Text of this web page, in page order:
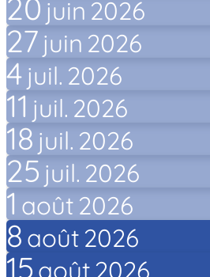
20 juin 2026
27 juin 2026
4 juil. 2026
11 juil. 2026
18 juil. 2026
25 juil. 2026
1 août 2026
8 août 2026
15 août 2026